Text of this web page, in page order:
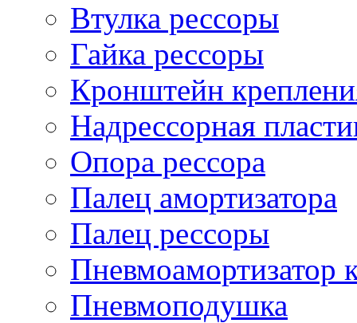
Втулка рессоры
Гайка рессоры
Кронштейн
Надрессорная
Опора рессора
Палец амортизатора
Палец рессоры
Пневмоамортизатор
Пневмоподушка